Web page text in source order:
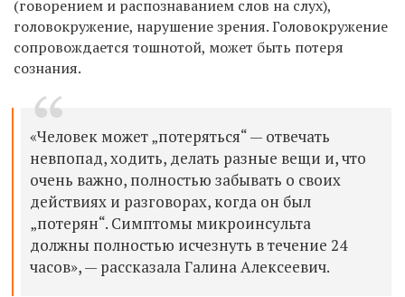
(говорением и распознаванием слов на слух),
головокружение, нарушение зрения. Головокружение
сопровождается тошнотой, может быть потеря
сознания.
«Человек может „потеряться“ — отвечать
невпопад, ходить, делать разные вещи и, что
очень важно, полностью забывать о своих
действиях и разговорах, когда он был
„потерян“. Симптомы микроинсульта
должны полностью исчезнуть в течение 24
часов», — рассказала Галина Алексеевич.